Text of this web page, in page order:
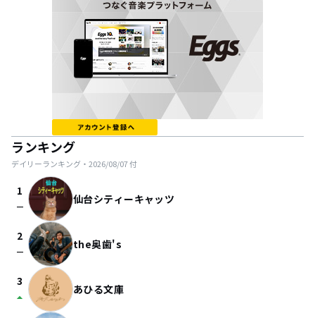
ランキング
デイリーランキング・ 2026/08/07付
1
check_indeterminate_small 仙台シティーキャッツ
2
check_indeterminate_small the奥歯's
3
arrow_drop_up あひる文庫